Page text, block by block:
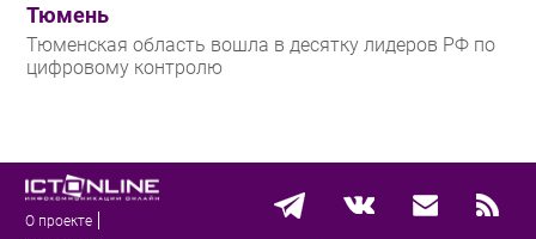
Тюмень
Тюменская область вошла в десятку лидеров РФ по
цифровому контролю
О проекте